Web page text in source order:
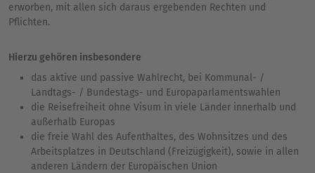
erworben, mit allen sich daraus ergebenden Rechten und
Pflichten.
Hierzu gehören insbesondere
das aktive und passive Wahlrecht, bei Kommunal- /
Landtags- / Bundestags- und Europaparlamentswahlen
die Reisefreiheit ohne Visum in viele Länder innerhalb und
außerhalb Europas
die freie Wahl des Aufenthaltes, des Wohnsitzes und des
Arbeitsplatzes in Deutschland (Freizügigkeit), sowie in allen
anderen Ländern der Europäischen Union